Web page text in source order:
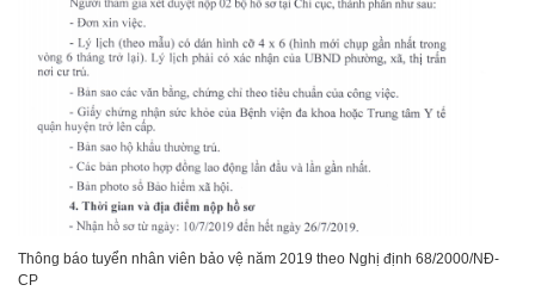
Thông báo tuyển nhân viên bảo vệ năm 2019 theo Nghị định 68/2000/NĐ-
CP